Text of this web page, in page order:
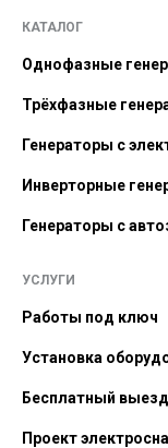
КАТАЛОГ
Однофазные
Трёхфазные
Генераторы с
Инверторные
Генераторы с
УСЛУГИ
Работы под ключ
Установка
Бесплатный
Проект